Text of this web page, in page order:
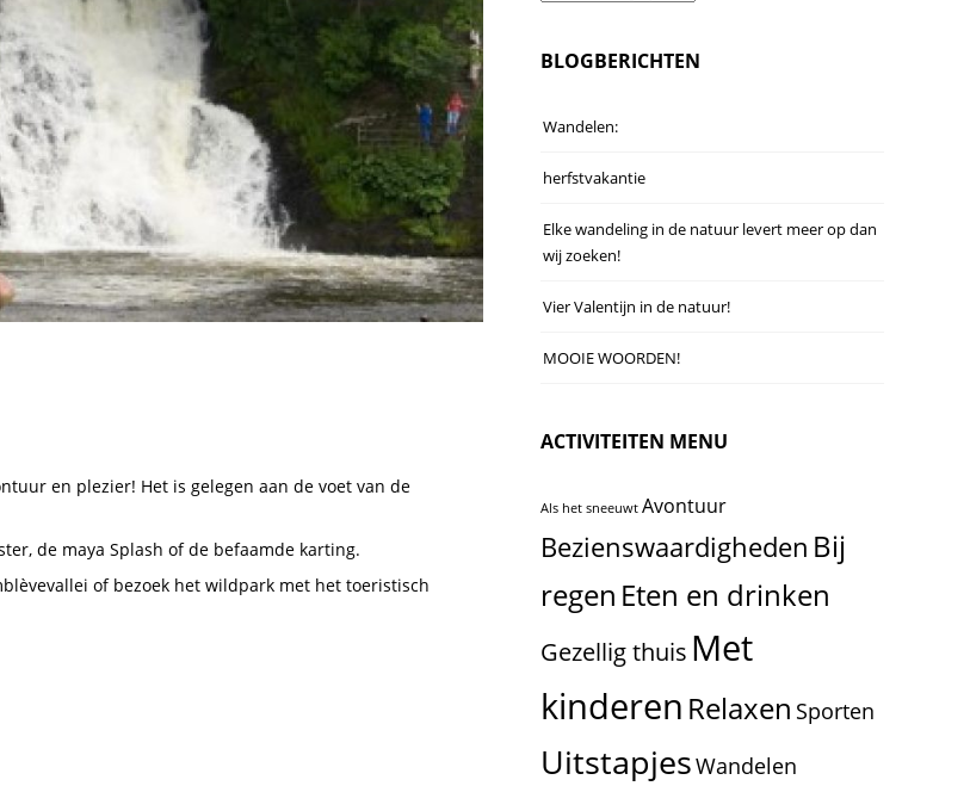
en plezier! Het is gelegen aan de voet van de
de maya Splash of de befaamde karting.
of bezoek het wildpark met het toeristisch
BLOGBERICHTEN
Wandelen:
herfstvakantie
Elke wandeling in de natuur levert meer op dan
wij zoeken!
Vier Valentijn in de natuur!
MOOIE WOORDEN!
ACTIVITEITEN MENU
Als het sneeuwt Avontuur
Bezienswaardigheden Bij
regen Eten en drinken
Gezellig thuis Met
kinderen Relaxen Sporten
UitstapjesWandelen